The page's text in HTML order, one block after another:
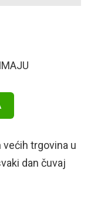
trgovina u
dan čuvaj